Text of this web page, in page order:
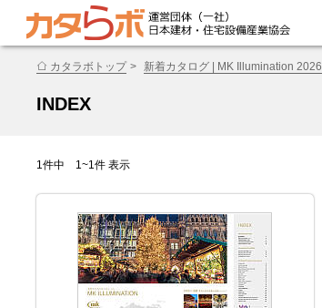
カタラボトップ 新着カタログ | MK Illumination 2026
INDEX
1件中 1~1件 表示